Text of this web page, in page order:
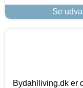
Se
Bydahlliving.dk er